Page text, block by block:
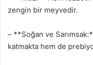
zengin bir meyvedir.
– **Soğan ve
katmakta hem de